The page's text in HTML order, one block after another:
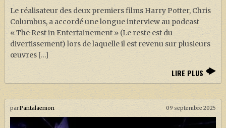
Le réalisateur des deux premiers films Harry Potter, Chris
Columbus, a accordé une longue interview au podcast
« The Rest in Entertainement » (Le reste est du
divertissement) lors de laquelle il est revenu sur plusieurs
œuvres […]
LIRE PLUS
parPantalaemon 09 septembre 2025